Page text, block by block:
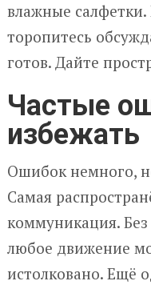
влажные
торопитесь
готов. Дайте
Частые
избежать
Ошибок немного,
Самая
коммуникация.
любое движение
истолковано. Ещё